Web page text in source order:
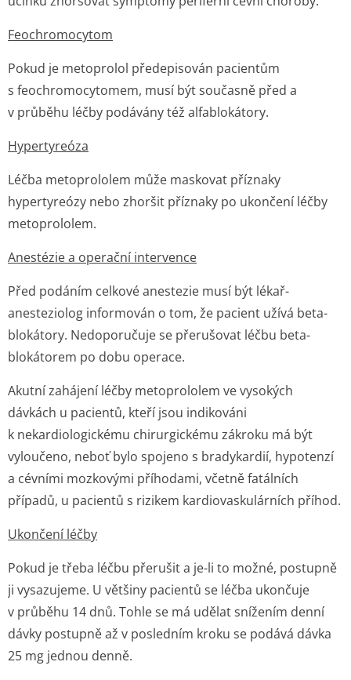
Feochromocytom
Pokud je metoprolol předepisován pacientům
s feochromocytomem, musí být současně před a
v průběhu léčby podávány též alfablokátory.
Hypertyreóza
Léčba metoprololem může maskovat příznaky
hypertyreózy nebo zhoršit příznaky po ukončení léčby
metoprololem.
Anestézie a operační intervence
Před podáním celkové anestezie musí být lékař-
anesteziolog informován o tom, že pacient užívá beta-
blokátory. Nedoporučuje se přerušovat léčbu beta-
blokátorem po dobu operace.
Akutní zahájení léčby metoprololem ve vysokých
dávkách u pacientů, kteří jsou indikováni
k nekardiologickému chirurgickému zákroku má být
vyloučeno, neboť bylo spojeno s bradykardií, hypotenzí
a cévními mozkovými příhodami, včetně fatálních
případů, u pacientů s rizikem kardiovaskulárních příhod.
Ukončení léčby
Pokud je třeba léčbu přerušit a je-li to možné, postupně
ji vysazujeme. U většiny pacientů se léčba ukončuje
v průběhu 14 dnů. Tohle se má udělat snížením denní
dávky postupně až v posledním kroku se podává dávka
25 mg jednou denně.